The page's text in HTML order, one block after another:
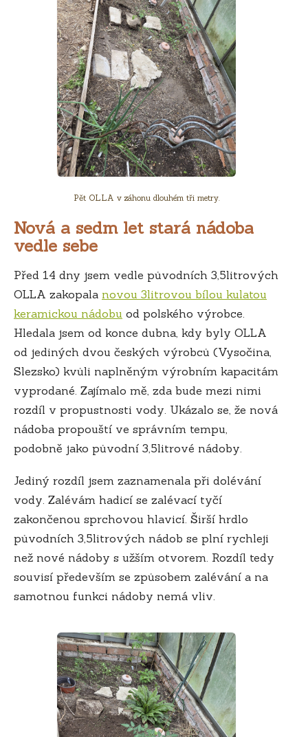
Pět OLLA v záhonu dlouhém tři metry.
Nová a sedm let stará nádoba
vedle sebe
Před 14 dny jsem vedle původních 3,5litrových
OLLA zakopala novou 3litrovou bílou kulatou
keramickou nádobu od polského výrobce.
Hledala jsem od konce dubna, kdy byly OLLA
od jediných dvou českých výrobců (Vysočina,
Slezsko) kvůli naplněným výrobním kapacitám
vyprodané. Zajímalo mě, zda bude mezi nimi
rozdíl v propustnosti vody. Ukázalo se, že nová
nádoba propouští ve správním tempu,
podobně jako původní 3,5litrové nádoby.
Jediný rozdíl jsem zaznamenala při dolévání
vody. Zalévám hadicí se zalévací tyčí
zakončenou sprchovou hlavicí. Širší hrdlo
původních 3,5litrových nádob se plní rychleji
než nové nádoby s užším otvorem. Rozdíl tedy
souvisí především se způsobem zalévání a na
samotnou funkci nádoby nemá vliv.